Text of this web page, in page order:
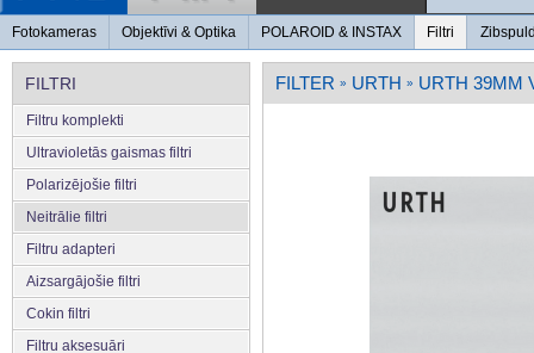
Fotokameras Objektīvi & Optika POLAROID & INSTAX Filtri
FILTRI
Filtru komplekti
Ultravioletās gaismas filtri
Polarizējošie filtri
Neitrālie filtri
Filtru adapteri
Aizsargājošie filtri
Cokin filtri
Filtru aksesuāri
FILTER » URTH » URTH 39MM